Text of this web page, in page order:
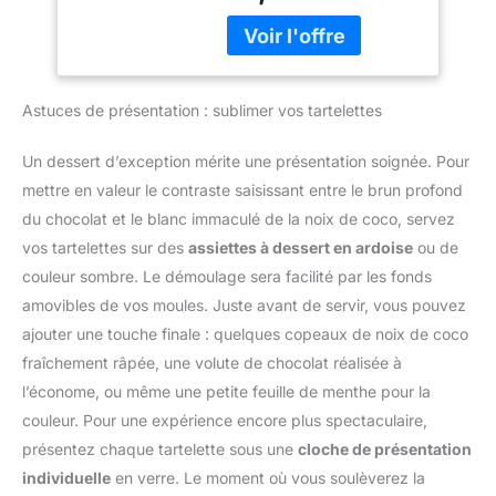
: Fabriqué en acier au
carbone épaissi et solide,
robuste et durable, pas
facile à plier et à
temps, la conception de
structurellement stable
permet de produire des
tartes avec une
apparence de dentelle
antiadhésif : Le
revêtement antiadhésif
est traité avec silicone ,
qui n'est pas facile à
non seulement facile à
démouler, mais aussi a
une bonne conductivité
thermique. Une plus
Cannelé pour
Quiches et
Desserts
individuelles en une
seule session. Il convient
cheesecakes, flans,
petites pâtisseries pour
repas de famille, goûters
Amovible Facile à
Utiliser】Chaque moule à
tartelette dispose d'un
fond mobile qui aide à
casser les bords. Après
cuisson et
refroidissement, poussez
doucement la base pour
quiche ou le dessert tout
en conservant une forme
Astuces de présentation : sublimer vos tartelettes
Un dessert d’exception mérite une présentation soignée. Pour
mettre en valeur le contraste saisissant entre le brun profond
du chocolat et le blanc immaculé de la noix de coco, servez
vos tartelettes sur des assiettes à dessert en ardoise ou de
couleur sombre. Le démoulage sera facilité par les fonds
amovibles de vos moules. Juste avant de servir, vous pouvez
ajouter une touche finale : quelques copeaux de noix de coco
fraîchement râpée, une volute de chocolat réalisée à
l’économe, ou même une petite feuille de menthe pour la
couleur. Pour une expérience encore plus spectaculaire,
présentez chaque tartelette sous une cloche de présentation
individuelle en verre. Le moment où vous soulèverez la